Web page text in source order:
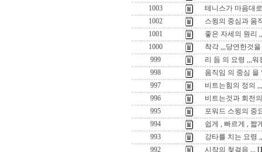
1003
테니스가 마음대
1002
스윙의 중심과 움
1001
좋은 자세의 원리
1000
착각 ,,,당연한것
999
리 듬 의 요령 ,,,워
998
움직임 의 중심 을
997
비트는힘의 정의
996
비트는것과 회전
995
포워드 스윙의 중
994
쉽게 , 빠르게 , 짧
993
강타를 치는 요령
992
시작의 첮걸음 ,,,